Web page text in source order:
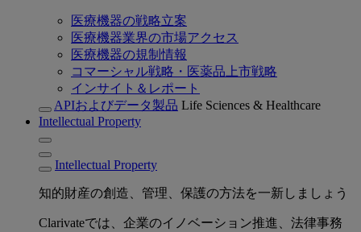
医療機器の戦略立案
医療機器業界の市場アクセス
医療機器の規制情報
コマーシャル戦略・医薬品上市戦略
インサイト＆レポート
APIおよびデータ製品 Life Sciences & Healthcare
Intellectual Property
Intellectual Property
知的財産の創造、管理、保護の方法を一新しましょう
Clarivateでは、企業のイノベーション推進、法律事務